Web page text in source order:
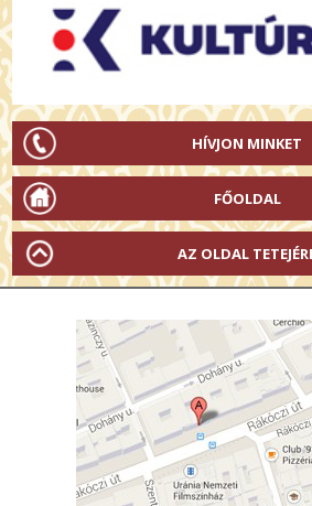
HÍVJON MINKET
FŐOLDAL
AZ OLDAL